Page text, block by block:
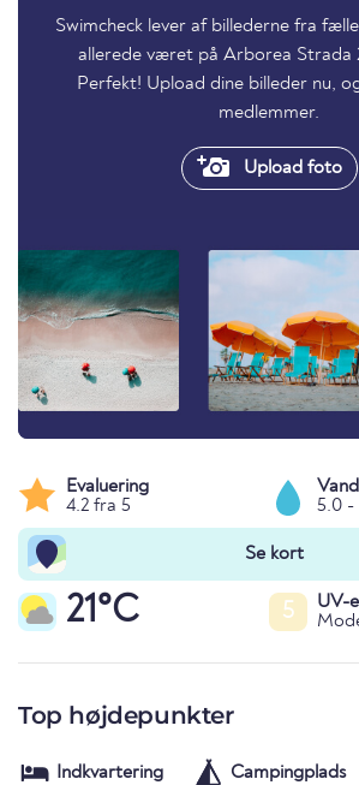
Swimcheck lever af billederne fra
allerede været på Arborea Strada
Perfekt! Upload dine billeder nu,
medlemmer.
Upload foto
Evaluering
4.2 fra 5
5.0 -
Se kort
21°C 5
UV-
Top højdepunkter
Indkvartering Campingplads